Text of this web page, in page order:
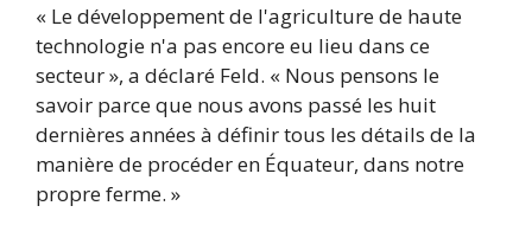
« Le développement de l'agriculture de haute
technologie n'a pas encore eu lieu dans ce
secteur », a déclaré Feld. « Nous pensons le
savoir parce que nous avons passé les huit
dernières années à définir tous les détails de la
manière de procéder en Équateur, dans notre
propre ferme. »